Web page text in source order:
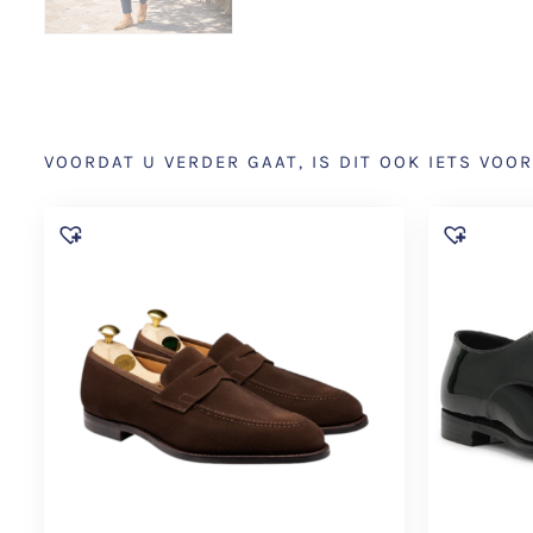
VOORDAT U VERDER GAAT, IS DIT OOK IETS